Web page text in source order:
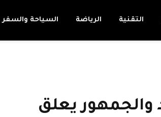
التقنية الرياضة السياحة والسفر